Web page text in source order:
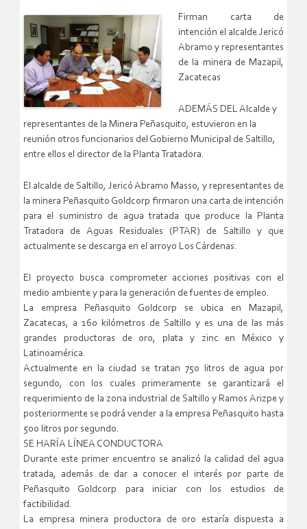
Firman carta de
intención el alcalde Jericó
Abramo y representantes
de la minera de Mazapil,
Zacatecas
ADEMÁS DEL Alcalde y
representantes de la Minera Peñasquito, estuvieron en la
reunión otros funcionarios del Gobierno Municipal de Saltillo,
entre ellos el director de la Planta Tratadora.
El alcalde de Saltillo, Jericó Abramo Masso, y representantes de
la minera Peñasquito Goldcorp firmaron una carta de intención
para el suministro de agua tratada que produce la Planta
Tratadora de Aguas Residuales (PTAR) de Saltillo y que
actualmente se descarga en el arroyo Los Cárdenas.
El proyecto busca comprometer acciones positivas con el
medio ambiente y para la generación de fuentes de empleo.
La empresa Peñasquito Goldcorp se ubica en Mazapil,
Zacatecas, a 160 kilómetros de Saltillo y es una de las más
grandes productoras de oro, plata y zinc en México y
Latinoamérica.
Actualmente en la ciudad se tratan 750 litros de agua por
segundo, con los cuales primeramente se garantizará el
requerimiento de la zona industrial de Saltillo y Ramos Arizpe y
posteriormente se podrá vender a la empresa Peñasquito hasta
500 litros por segundo.
SE HARÍA LÍNEA CONDUCTORA
Durante este primer encuentro se analizó la calidad del agua
tratada, además de dar a conocer el interés por parte de
Peñasquito Goldcorp para iniciar con los estudios de
factibilidad.
La empresa minera productora de oro estaría dispuesta a